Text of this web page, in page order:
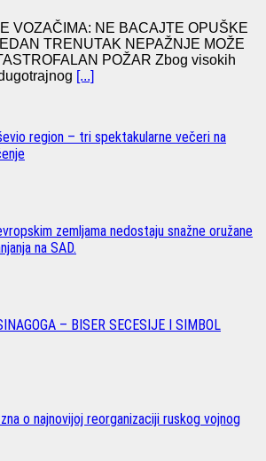
VOZAČIMA: NE BACAJTE OPUŠKE
TRENUTAK NEPAŽNJE MOŽE
POŽAR Zbog visokih
[...]
region – tri spektakularne večeri na
zemljama nedostaju snažne oružane
na SAD.
– BISER SECESIJE I SIMBOL
o najnovijoj reorganizaciji ruskog vojnog